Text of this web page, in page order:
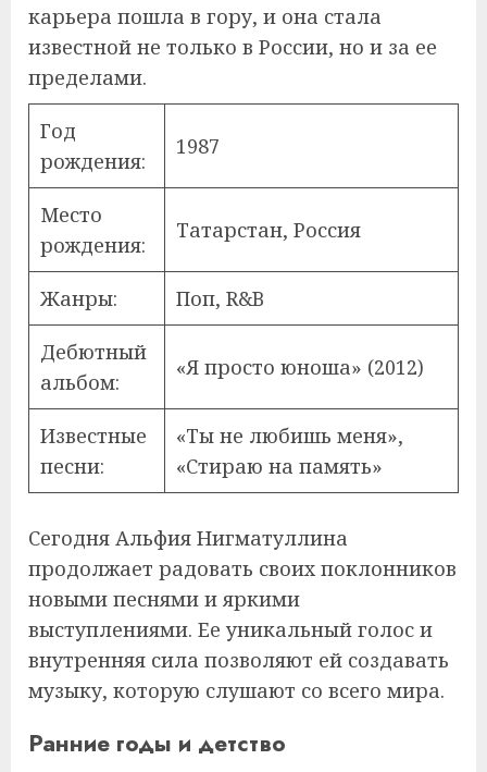
карьера пошла в гору, и она стала
известной не только в России, но и за ее
пределами.
Год
рождения:
1987
Место
рождения:
Татарстан, Россия
Жанры: Поп, R&B
Дебютный
альбом:
«Я просто юноша» (2012)
Известные
песни:
«Ты не любишь меня»,
«Стираю на память»
Сегодня Альфия Нигматуллина
продолжает радовать своих поклонников
новыми песнями и яркими
выступлениями. Ее уникальный голос и
внутренняя сила позволяют ей создавать
музыку, которую слушают со всего мира.
Ранние годы и детство